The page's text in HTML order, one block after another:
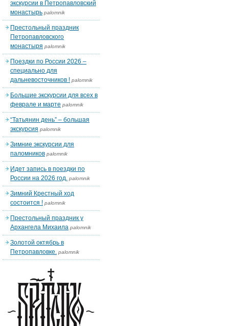
экскурсии в Петропавловский
монастырь palomnik
Престольный праздник
Петропавловского
монастыря palomnik
Поездки по России 2026 –
специально для
дальневосточников ! palomnik
Большие экскурсии для всех в
феврале и марте palomnik
“Татьянин день” – большая
экскурсия palomnik
Зимние экскурсии для
паломников palomnik
Идет запись в поездки по
России на 2026 год. palomnik
Зимний Крестный ход
состоится ! palomnik
Престольный праздник у
Архангела Михаила palomnik
Золотой октябрь в
Петропавловке. palomnik